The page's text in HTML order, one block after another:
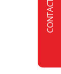
CONTACTO